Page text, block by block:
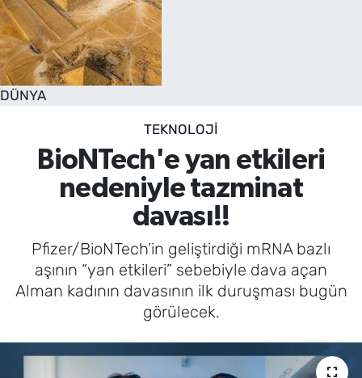
DÜNYA
TEKNOLOJİ
BioNTech'e yan etkileri
nedeniyle tazminat
davası!!
Pfizer/BioNTech’in geliştirdiği mRNA bazlı
aşının “yan etkileri” sebebiyle dava açan
Alman kadının davasının ilk duruşması bugün
görülecek.